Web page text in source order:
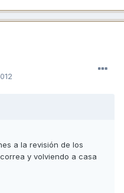
a la revisión de los
y volviendo a casa